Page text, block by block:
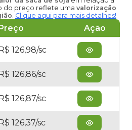
do preço reflete uma valorização
. Clique aqui para mais detalhes!
Ação
126,98/sc
126,86/sc
126,87/sc
126,37/sc